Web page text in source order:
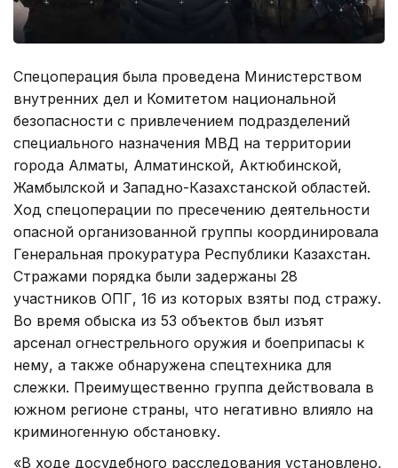
Спецоперация была проведена Министерством
внутренних дел и Комитетом национальной
безопасности с привлечением подразделений
специального назначения МВД на территории
города Алматы, Алматинской, Актюбинской,
Жамбылской и Западно-Казахстанской областей.
Ход спецоперации по пресечению деятельности
опасной организованной группы координировала
Генеральная прокуратура Республики Казахстан.
Стражами порядка были задержаны 28
участников ОПГ, 16 из которых взяты под стражу.
Во время обыска из 53 объектов был изъят
арсенал огнестрельного оружия и боеприпасы к
нему, а также обнаружена спецтехника для
слежки. Преимущественно группа действовала в
южном регионе страны, что негативно влияло на
криминогенную обстановку.
«В ходе досудебного расследования установлено,